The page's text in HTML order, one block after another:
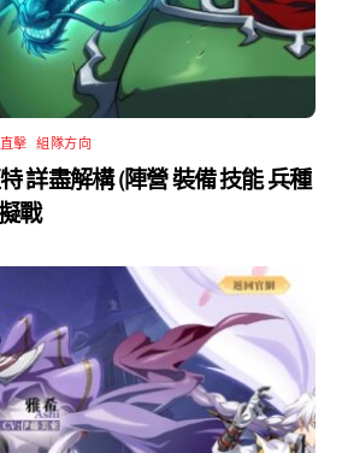
擊 ,組隊方向
詳盡解構 (陣營 裝備 技能 兵種
戰